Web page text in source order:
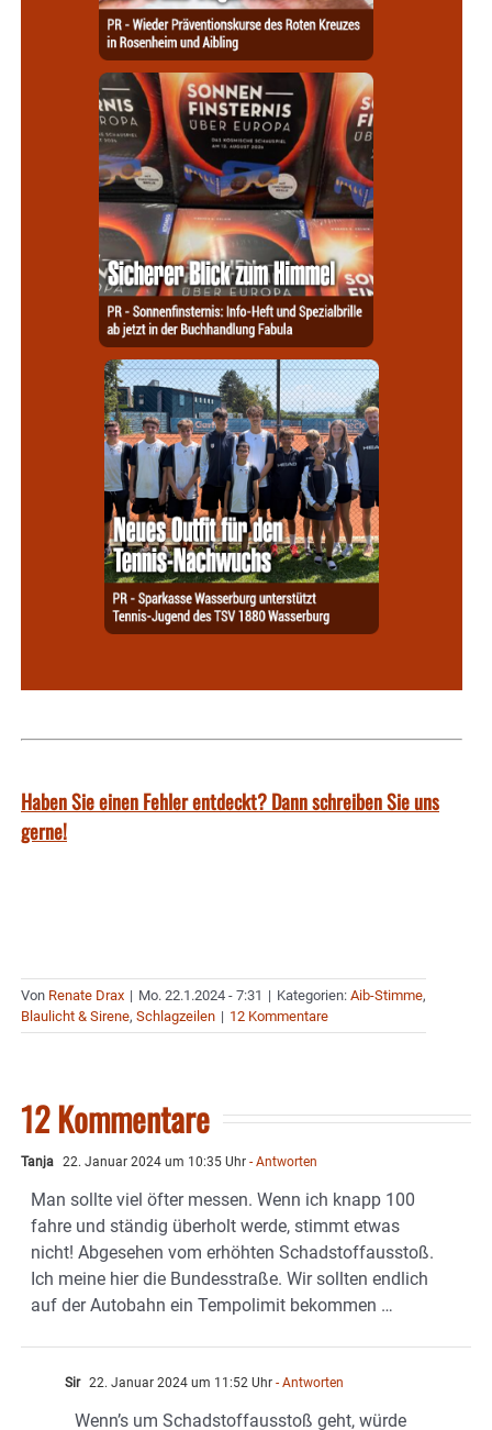
Haben Sie einen Fehler entdeckt? Dann schreiben Sie uns
gerne!
Von Renate Drax | Mo. 22.1.2024 - 7:31 | Kategorien: Aib-Stimme,
Blaulicht & Sirene, Schlagzeilen | 12 Kommentare
12 Kommentare
Tanja 22. Januar 2024 um 10:35 Uhr - Antworten
Man sollte viel öfter messen. Wenn ich knapp 100
fahre und ständig überholt werde, stimmt etwas
nicht! Abgesehen vom erhöhten Schadstoffausstoß.
Ich meine hier die Bundesstraße. Wir sollten endlich
auf der Autobahn ein Tempolimit bekommen …
Sir 22. Januar 2024 um 11:52 Uhr - Antworten
Wenn’s um Schadstoffausstoß geht, würde